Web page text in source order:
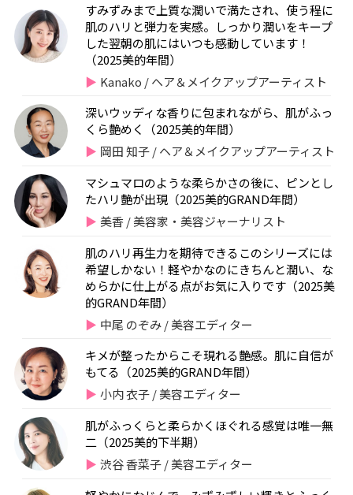
すみずみまで上質な潤いで満たされ、使う程に
肌のハリと弾力を実感。しっかり潤いをキープ
した翌朝の肌にはいつも感動しています！
（2025美的年間）
Kanako / ヘア＆メイクアップアーティスト
深いウッディな香りに包まれながら、肌がふっ
くら艶めく（2025美的年間）
岡田 知子 / ヘア＆メイクアップアーティスト
マシュマロのような柔らかさの後に、ピンとし
たハリ艶が出現（2025美的GRAND年間）
美香 / 美容家・美容ジャーナリスト
肌のハリ再生力を期待できるこのシリーズには
希望しかない！軽やかなのにきちんと潤い、な
めらかに仕上がる点がお気に入りです（2025美
的GRAND年間）
中尾 のぞみ / 美容エディター
キメが整ったからこそ現れる艶感。肌に自信が
もてる（2025美的GRAND年間）
小内 衣子 / 美容エディター
肌がふっくらと柔らかくほぐれる感覚は唯一無
二（2025美的下半期）
渋谷 香菜子 / 美容エディター